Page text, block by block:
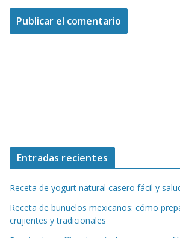
Entradas recientes
Receta de yogurt natural casero fácil y
Receta de buñuelos mexicanos: cómo
crujientes y tradicionales